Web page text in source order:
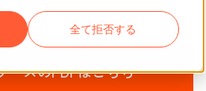
全て拒否する
入によるDXを後押し
ースのPDFはこちら